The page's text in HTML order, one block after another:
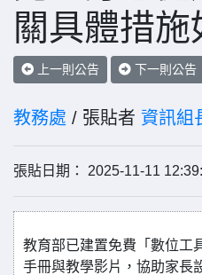
關具體措施
上一則公告 下一則公告
教務處 / 張貼者 資訊組
張貼日期： 2025-11-11
教育部已建置免費「數位工
手冊與教學影片，協助家長